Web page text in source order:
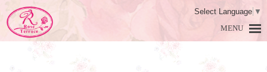
Select Language ▼
MENU